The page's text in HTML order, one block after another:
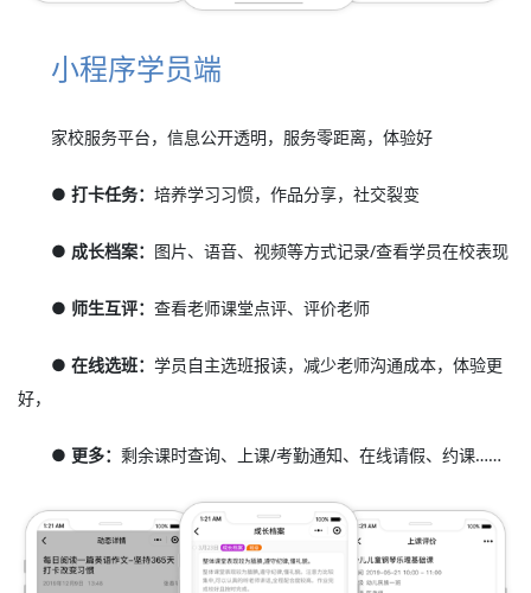
小程序学员端
家校服务平台，信息公开透明，服务零距离，体验好
● 打卡任务：培养学习习惯，作品分享，社交裂变
● 成长档案： 图片、语音、视频等方式记录/查看学员在校表现
● 师生互评：查看老师课堂点评、评价老师
● 在线选班：学员自主选班报读，减少老师沟通成本，体验更
好，
● 更多：剩余课时查询、上课/考勤通知、在线请假、约课……